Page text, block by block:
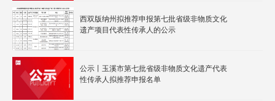
西双版纳州拟推荐申报第七批省级非物质文化
遗产项目代表性传承人的公示
公示丨玉溪市第七批省级非物质文化遗产代表
性传承人拟推荐申报名单